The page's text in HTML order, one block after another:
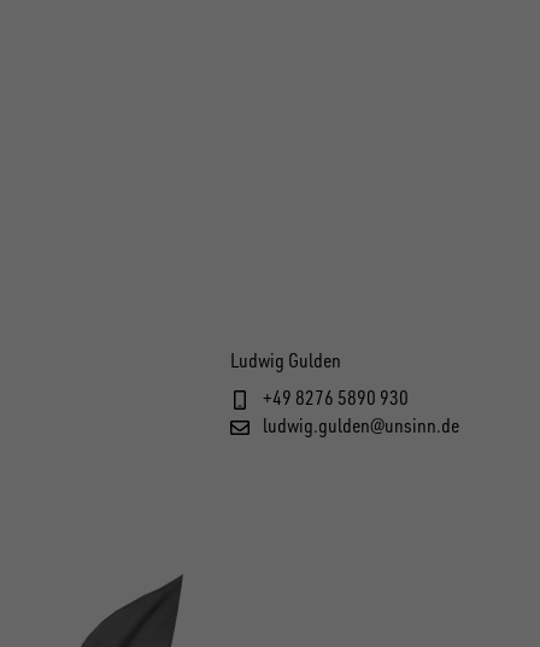
Ludwig Gulden
+49 8276 5890 930
ludwig.gulden@unsinn.de